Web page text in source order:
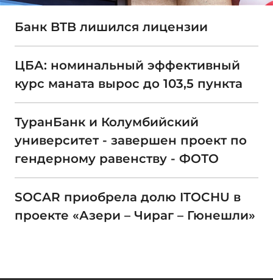
Банк BTB лишился лицензии
ЦБА: номинальный эффективный
курс маната вырос до 103,5 пункта
ТуранБанк и Колумбийский
университет - завершен проект по
гендерному равенству - ФОТО
SOCAR приобрела долю ITOCHU в
проекте «Азери – Чираг – Гюнешли»